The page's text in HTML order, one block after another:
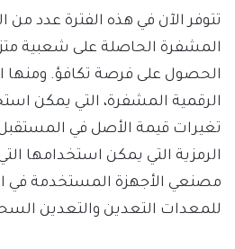
تتوفر الآن في هذه الفترة عدد من
المشفرة الحاصلة على شعبية
الحصول على فرصة تكافؤ. ومنها
الرقمية المشفرة، التي يمكن
تغيرات قيمة الأصل في
الرمزية التي يمكن استخدامها
مصنعي الأجهزة المستخدمة في
للمعدات التعدين والتعدين